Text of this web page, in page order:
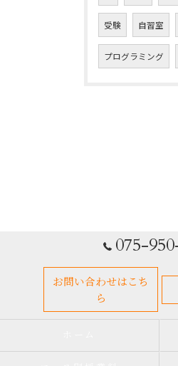
受験 自習室
プログラミング
075-
お問い合わせはこち
ら